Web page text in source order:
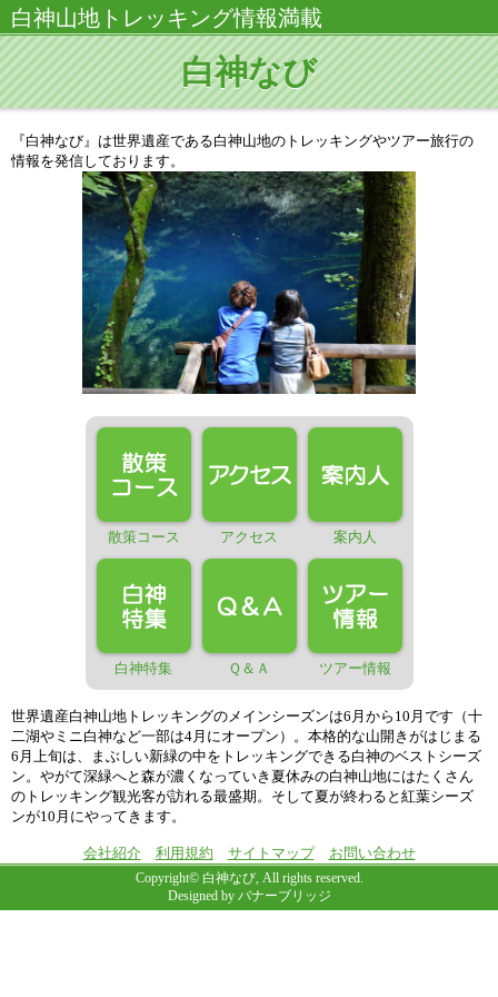
白神山地トレッキング情報満載
白神なび
『白神なび』は世界遺産である白神山地のトレッキングやツアー旅行の
情報を発信しております。
散策コース アクセス 案内人
白神特集 Ｑ＆Ａ ツアー情報
世界遺産白神山地トレッキングのメインシーズンは6月から10月です（十
二湖やミニ白神など一部は4月にオープン）。本格的な山開きがはじまる
6月上旬は、まぶしい新緑の中をトレッキングできる白神のベストシーズ
ン。やがて深緑へと森が濃くなっていき夏休みの白神山地にはたくさん
のトレッキング観光客が訪れる最盛期。そして夏が終わると紅葉シーズ
ンが10月にやってきます。
会社紹介 利用規約 サイトマップ お問い合わせ
Copyright© 白神なび, All rights reserved.
Designed by バナーブリッジ